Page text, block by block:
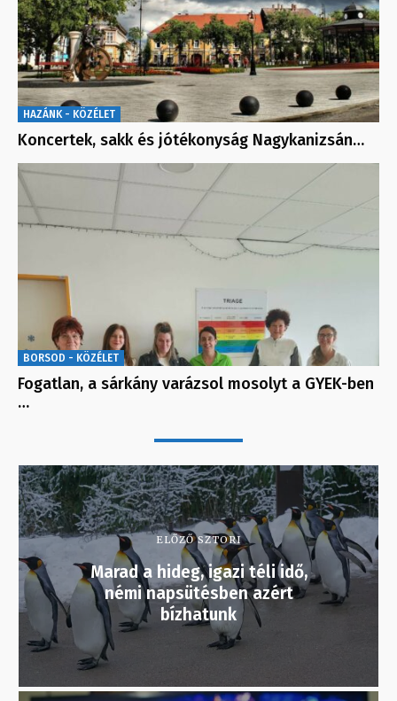
HAZÁNK - KÖZÉLET
Koncertek, sakk és jótékonyság Nagykanizsán…
BORSOD - KÖZÉLET
Fogatlan, a sárkány varázsol mosolyt a GYEK-ben
…
ELŐZŐ SZTORI
Marad a hideg, igazi téli idő,
némi napsütésben azért
bízhatunk